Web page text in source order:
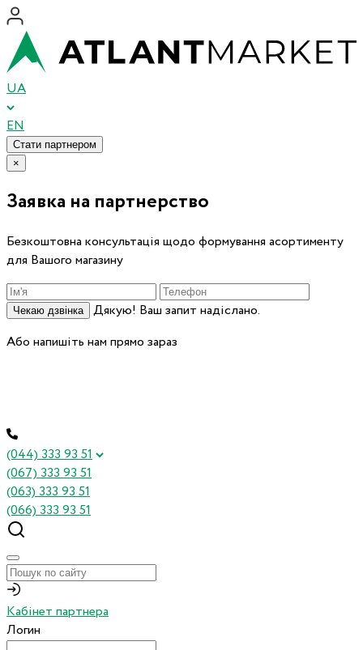
UA
EN
Стати партнером
×
Заявка на партнерство
Безкоштовна консультація щодо формування асортименту
для Вашого магазину
Чекаю дзвінка
Дякую! Ваш запит надіслано.
Або напишіть нам прямо зараз
(044) 333 93 51
(067) 333 93 51
(063) 333 93 51
(066) 333 93 51
Кабінет партнера
Логин